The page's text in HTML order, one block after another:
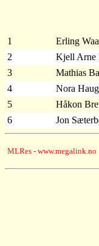
1 Erling
2
Kjell Arne
3
Mathias
4
Nora
5
Håkon
6
Jon
MLRes - www.megalink.no